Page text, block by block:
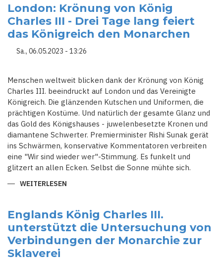
PRINZESSIN
DIANA:
CHARLES
SEI
ENTTÄUSCHT
DAS
PRINZ
HARRY
IST
London: Krönung von König
Charles III - Drei Tage lang feiert
das Königreich den Monarchen
Sa., 06.05.2023 - 13:26
Menschen weltweit blicken dank der Krönung von König
Charles III. beeindruckt auf London und das Vereinigte
Königreich. Die glänzenden Kutschen und Uniformen, die
prächtigen Kostüme. Und natürlich der gesamte Glanz und
das Gold des Königshauses - juwelenbesetzte Kronen und
diamantene Schwerter. Premierminister Rishi Sunak gerät
ins Schwärmen, konservative Kommentatoren verbreiten
eine "Wir sind wieder wer"-Stimmung. Es funkelt und
glitzert an allen Ecken. Selbst die Sonne mühte sich.
WEITERLESEN
KÖNIG
CHARLES
III
-
DREI
TAGE
Englands König Charles III.
unterstützt die Untersuchung von
Verbindungen der Monarchie zur
Sklaverei